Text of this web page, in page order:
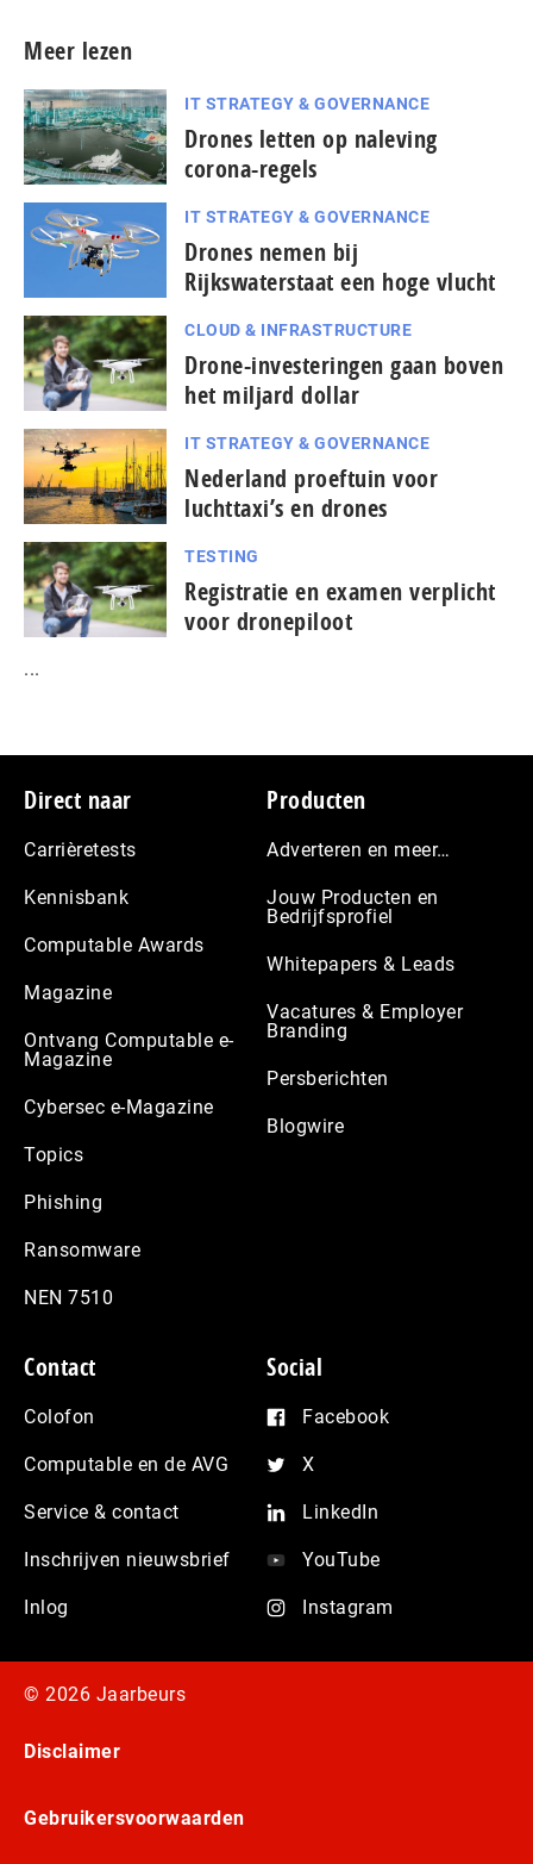
Meer lezen
IT STRATEGY & GOVERNANCE
Drones letten op naleving
corona-regels
IT STRATEGY & GOVERNANCE
Drones nemen bij
Rijkswaterstaat een hoge vlucht
CLOUD & INFRASTRUCTURE
Drone-investeringen gaan boven
het miljard dollar
IT STRATEGY & GOVERNANCE
Nederland proeftuin voor
luchttaxi’s en drones
TESTING
Registratie en examen verplicht
voor dronepiloot
...
Footer
Direct naar
Carrièretests
Kennisbank
Computable Awards
Magazine
Ontvang Computable e-
Magazine
Cybersec e-Magazine
Topics
Phishing
Ransomware
NEN 7510
Producten
Adverteren en meer…
Jouw Producten en
Bedrijfsprofiel
Whitepapers & Leads
Vacatures & Employer
Branding
Persberichten
Blogwire
Contact
Colofon
Computable en de AVG
Service & contact
Inschrijven nieuwsbrief
Inlog
Social
Facebook
X
LinkedIn
YouTube
Instagram
© 2026 Jaarbeurs
Disclaimer
Gebruikersvoorwaarden